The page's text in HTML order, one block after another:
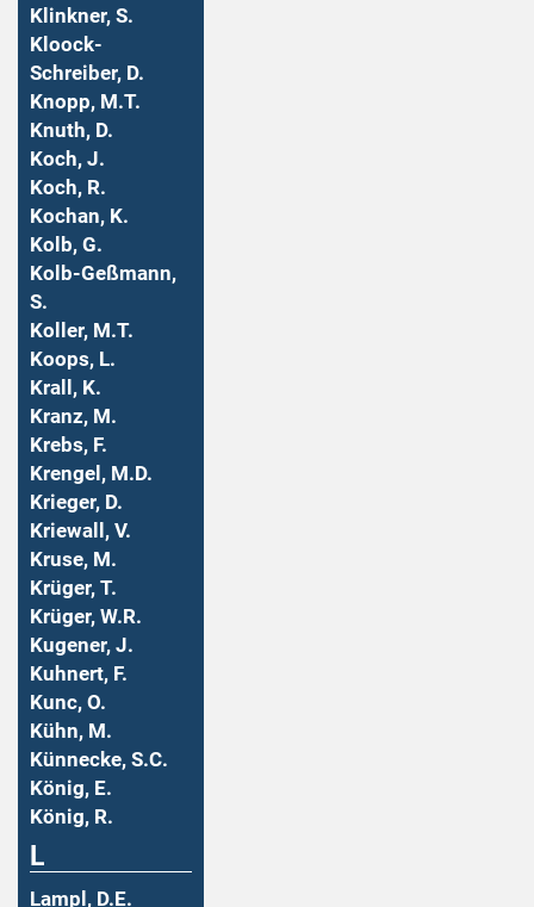
Klinkner, S.
Kloock-
Schreiber, D.
Knopp, M.T.
Knuth, D.
Koch, J.
Koch, R.
Kochan, K.
Kolb, G.
Kolb-Geßmann,
S.
Koller, M.T.
Koops, L.
Krall, K.
Kranz, M.
Krebs, F.
Krengel, M.D.
Krieger, D.
Kriewall, V.
Kruse, M.
Krüger, T.
Krüger, W.R.
Kugener, J.
Kuhnert, F.
Kunc, O.
Kühn, M.
Künnecke, S.C.
König, E.
König, R.
L
Lampl, D.E.